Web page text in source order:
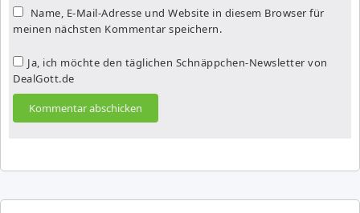
Name, E-Mail-Adresse und Website in diesem Browser für
meinen nächsten Kommentar speichern.
Ja, ich möchte den täglichen Schnäppchen-Newsletter von
DealGott.de